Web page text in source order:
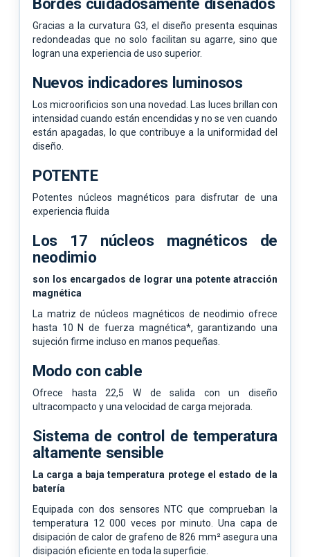
Gracias a la curvatura G3, el diseño presenta esquinas
redondeadas que no solo facilitan su agarre, sino que
logran una experiencia de uso superior.
Nuevos indicadores luminosos
Los microorificios son una novedad. Las luces brillan con
intensidad cuando están encendidas y no se ven cuando
están apagadas, lo que contribuye a la uniformidad del
diseño.
POTENTE
Potentes núcleos magnéticos para disfrutar de una
experiencia fluida
Los 17 núcleos magnéticos de
neodimio
son los encargados de lograr una potente atracción
magnética
La matriz de núcleos magnéticos de neodimio ofrece
hasta 10 N de fuerza magnética*, garantizando una
sujeción firme incluso en manos pequeñas.
Modo con cable
Ofrece hasta 22,5 W de salida con un diseño
ultracompacto y una velocidad de carga mejorada.
Sistema de control de temperatura
altamente sensible
La carga a baja temperatura protege el estado de la
batería
Equipada con dos sensores NTC que comprueban la
temperatura 12 000 veces por minuto. Una capa de
disipación de calor de grafeno de 826 mm² asegura una
disipación eficiente en toda la superficie.